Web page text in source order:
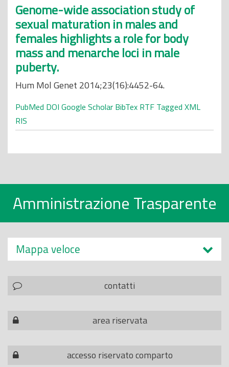
Genome-wide association study of
sexual maturation in males and
females highlights a role for body
mass and menarche loci in male
puberty.
Hum Mol Genet 2014;23(16):4452-64.
PubMed DOI Google Scholar BibTex RTF Tagged XML
RIS
Amministrazione Trasparente
Mappa veloce
contatti
area riservata
accesso riservato comparto